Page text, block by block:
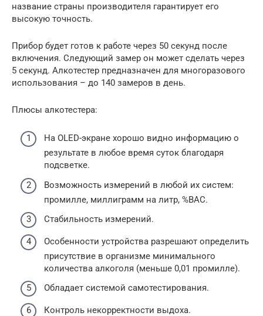
название страны производителя гарантирует его
высокую точность.
Прибор будет готов к работе через 50 секунд после
включения. Следующий замер он может сделать через
5 секунд. Алкотестер предназначен для многоразового
использования – до 140 замеров в день.
Плюсы алкотестера:
На OLED-экране хорошо видно информацию о
результате в любое время суток благодаря
подсветке.
Возможность измерений в любой их систем:
промилле, миллиграмм на литр, %BAC.
Стабильность измерений.
Особенности устройства разрешают определить
присутствие в организме минимального
количества алкоголя (меньше 0,01 промилле).
Обладает системой самотестирования.
Контроль некорректности выдоха.